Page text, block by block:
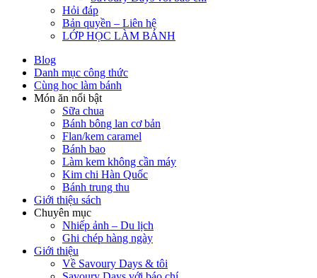
Hỏi đáp
Bản quyền – Liên hệ
LỚP HỌC LÀM BÁNH
Blog
Danh mục công thức
Cùng học làm bánh
Món ăn nổi bật
Sữa chua
Bánh bông lan cơ bản
Flan/kem caramel
Bánh bao
Làm kem không cần máy
Kim chi Hàn Quốc
Bánh trung thu
Giới thiệu sách
Chuyên mục
Nhiếp ảnh – Du lịch
Ghi chép hàng ngày
Giới thiệu
Về Savoury Days & tôi